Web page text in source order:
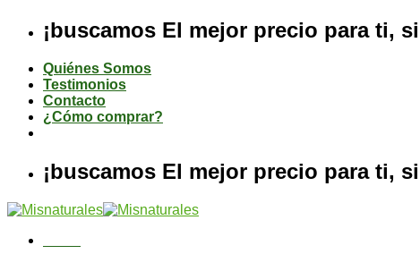
¡buscamos El mejor precio para ti,
Quiénes Somos
Testimonios
Contacto
¿Cómo comprar?
¡buscamos El mejor precio para ti,